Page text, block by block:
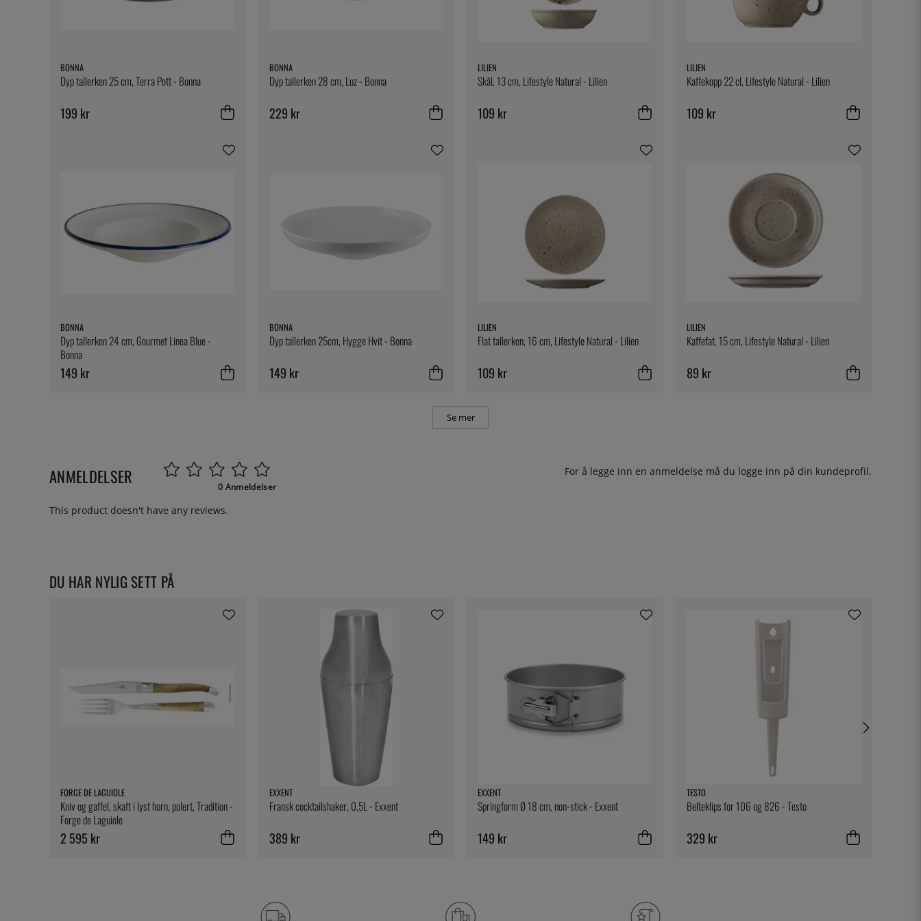
BONNA
Dyp tallerken 25 cm, Terra Pott - Bonna
199 kr
BONNA
Dyp tallerken 28 cm, Luz - Bonna
229 kr
LILIEN
Skål, 13 cm, Lifestyle Natural - Lilien
109 kr
LILIEN
Kaffekopp 22 cl, Lifestyle Natural - Lilien
109 kr
BONNA
Dyp tallerken 24 cm, Gourmet Linea Blue -
Bonna
149 kr
BONNA
Dyp tallerken 25cm, Hygge Hvit - Bonna
149 kr
LILIEN
Flat tallerken, 16 cm, Lifestyle Natural - Lilien
109 kr
LILIEN
Kaffefat, 15 cm, Lifestyle Natural - Lilien
89 kr
Se mer
ANMELDELSER 0 Anmeldelser
For å legge inn en anmeldelse må du logge inn på din kundeprofil.
This product doesn't have any reviews.
DU HAR NYLIG SETT PÅ
FORGE DE LAGUIOLE
Kniv og gaffel, skaft i lyst horn, polert, Tradition -
Forge de Laguiole
2 595 kr
EXXENT
Fransk cocktailshaker, 0,5L - Exxent
389 kr
EXXENT
Springform Ø 18 cm, non-stick - Exxent
149 kr
TESTO
Belteklips for 106 og 826 - Testo
329 kr